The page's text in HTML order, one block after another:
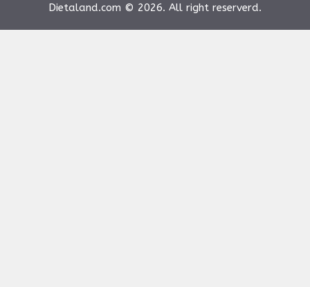
Dietaland.com © 2026. All right reserverd.